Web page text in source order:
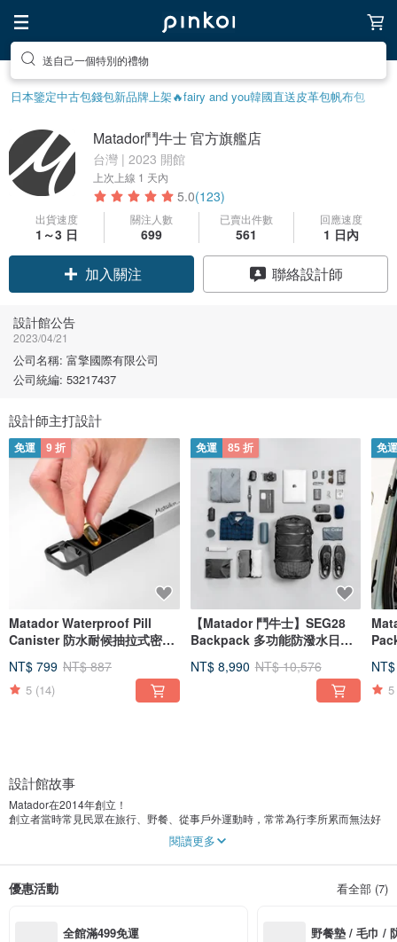
送自己一個特別的禮物
日本鑒定中古包錢包新品牌上架🔥fairy and you韓國直送皮革包帆布包
Matador鬥牛士 官方旗艦店
台灣 | 2023 開館
上次上線 1 天內
5.0(123)
出貨速度
1～3 日
關注人數
699
已賣出件數
561
回應速度
1 日內
加入關注 聯絡設計師
設計館公告
2023/04/21
公司名稱: 富擎國際有限公司
公司統編: 53217437
設計師主打設計
免運 9 折
Matador Waterproof Pill
Canister 防水耐候抽拉式密封
NT$ 799 NT$ 887
5 (14)
免運 85 折
【Matador 鬥牛士】SEG28
Backpack 多功能防潑水日用
NT$ 8,990 NT$ 10,576
免
5
設計館故事
Matador在2014年創立！
創立者當時常見民眾在旅行、野餐、從事戶外運動時，常常為行李所累而無法好
好享受當下，因為認為一定有更好的解決辦法，故開始在在舊金山10呎的小房間
當中著手設計一系列”專為探險而生”的超輕便折疊旅行裝備，意圖設計出集美觀、
家們、常出國的商務人士喜愛。
閱讀更多
優惠活動 看全部 (7)
全館滿499免運
野餐墊 / 毛巾 /